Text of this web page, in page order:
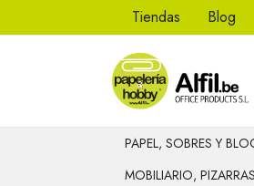
Tiendas Blog
PAPEL, SOBRES Y
MOBILIARIO,